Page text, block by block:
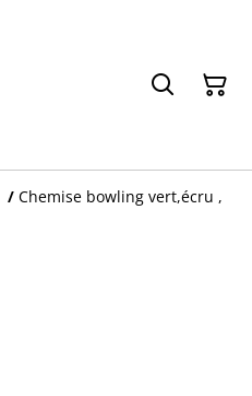
/ Chemise bowling vert,écru ,